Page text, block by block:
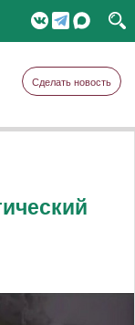
Сделать новость